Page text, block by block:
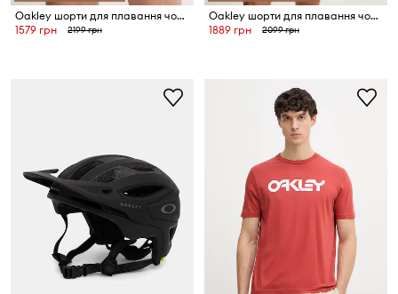
Oakley шорти для плавання чоловічі ROBINSON
1579 грн
2199 грн
Oakley шорти для плавання чоловічі
1889 грн
2099 грн